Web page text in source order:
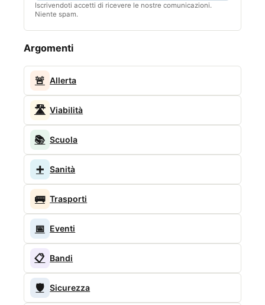
Iscrivendoti accetti di ricevere le nostre comunicazioni.
Niente spam.
Argomenti
🚨 Allerta
🛣️ Viabilità
📚 Scuola
➕ Sanità
🚌 Trasporti
📅 Eventi
📋 Bandi
🛡️ Sicurezza